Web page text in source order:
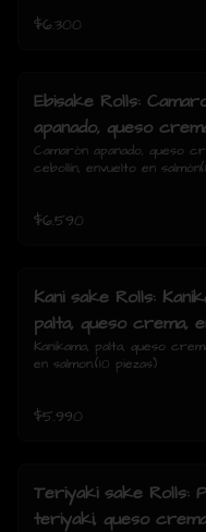
$6.300
Ebisake Rolls:
apanado, queso
cebollin, envuelto en
Camarón apanado, queso
cebollín, envuelto en
$6.590
Kani sake Rolls:
palta, queso crema,
en salmon.
Kanikama, palta, queso
en salmon.(10 piezas)
$5.990
Teriyaki sake Rolls:
teriyaki, queso